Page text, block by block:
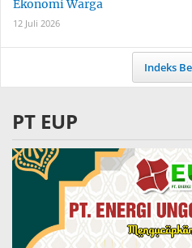
Ekonomi Warga
12 Juli 2026
Indeks
PT EUP